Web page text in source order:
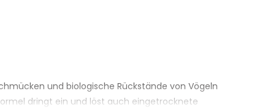
und biologische Rückstände von Vögeln
dringt ein und löst auch eingetrocknete